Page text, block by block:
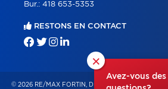
×
Avez-vous des
Bur.: 418 653-5353
RESTONS EN CONTACT
© 2026 RE/MAX FORTIN, DELAGE – FRANCHISÉ